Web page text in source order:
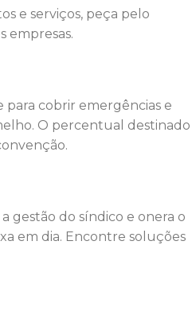
e serviços, peça pelo
empresas.
para cobrir emergências e
O percentual destinado
gestão do síndico e onera o
em dia. Encontre soluções